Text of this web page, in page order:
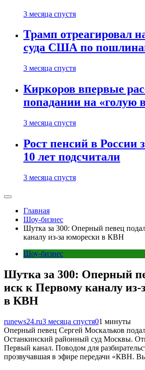
3 месяца спустя
Трамп отреагировал
суда США по
3 месяца спустя
Киркоров впервые
попадании на «голую
3 месяца спустя
Рост пенсий в России
10 лет подсчитали
3 месяца спустя
Главная
Шоу-бизнес
Шутка за 300: Оперный певец
каналу из-за юморески в КВН
Шоу-бизнес
Шутка за 300: Оперный
иск к Первому каналу из-
в КВН
runews24.ru3 месяца спустя01 минуты
Оперный певец Сергей Москальков
Останкинский районный суд Москвы.
Первый канал. Поводом для
прозвучавшая в эфире передачи «КВН.